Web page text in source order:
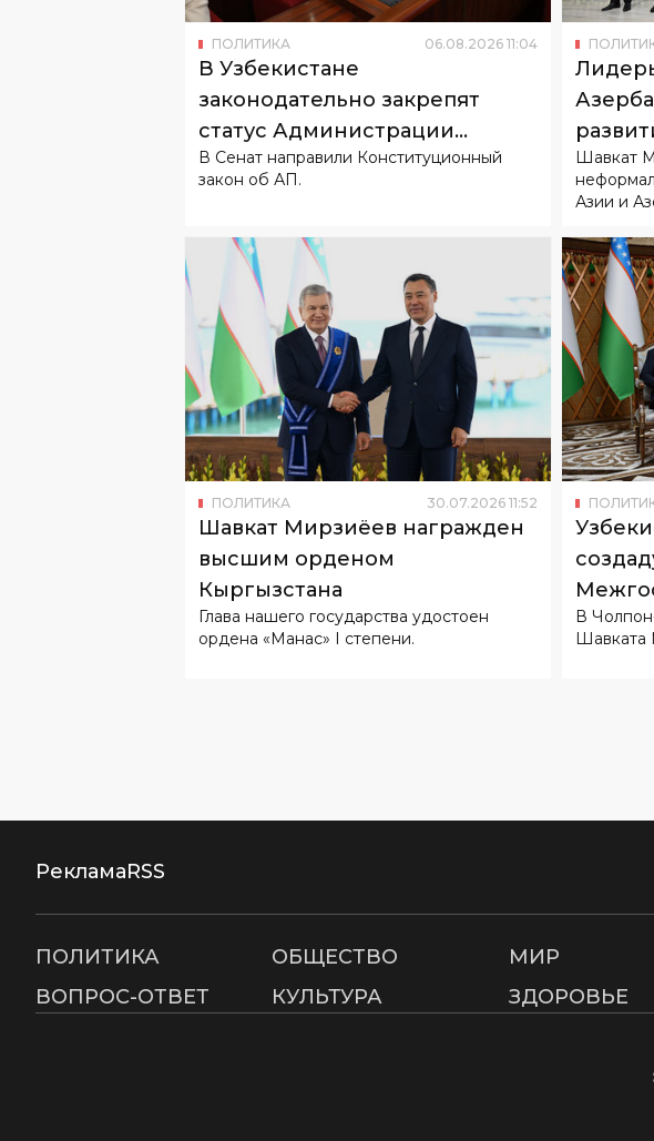
ПОЛИТИКА 06.08.2026 11:04
В Узбекистане
законодательно закрепят
статус Администрации
Президента
В Сенат направили Конституционный
закон об АП.
Шавкат
Азии и
ПОЛИТИКА 30.07.2026 11:52
Шавкат Мирзиёев награжден
высшим орденом
Кыргызстана
Глава нашего государства удостоен
ордена «Манас» I степени.
В
Шавката
РекламаRSS
ПОЛИТИКА ОБЩЕСТВО МИР
ВОПРОС-ОТВЕТ
КУЛЬТУРА ЗДОРОВЬЕ